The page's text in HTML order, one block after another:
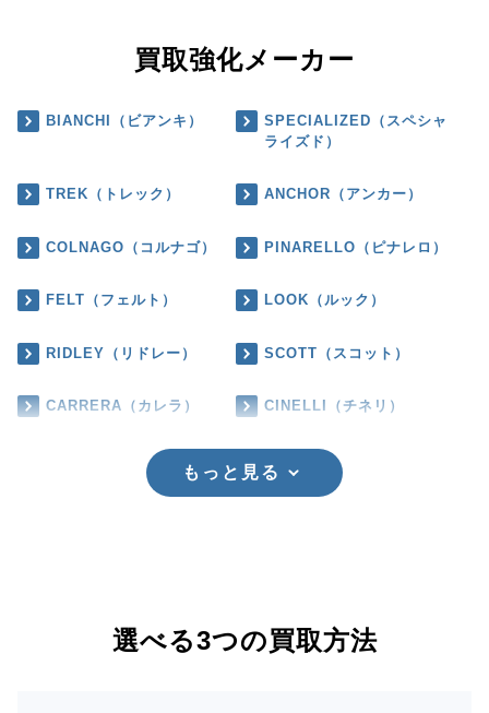
買取強化メーカー
BIANCHI（ビアンキ）
SPECIALIZED（スペシャ
ライズド）
TREK（トレック） ANCHOR（アンカー）
COLNAGO（コルナゴ） PINARELLO（ピナレロ）
FELT（フェルト） LOOK（ルック）
RIDLEY（リドレー） SCOTT（スコット）
CARRERA（カレラ） CINELLI（チネリ）
もっと見る
選べる3つの買取方法